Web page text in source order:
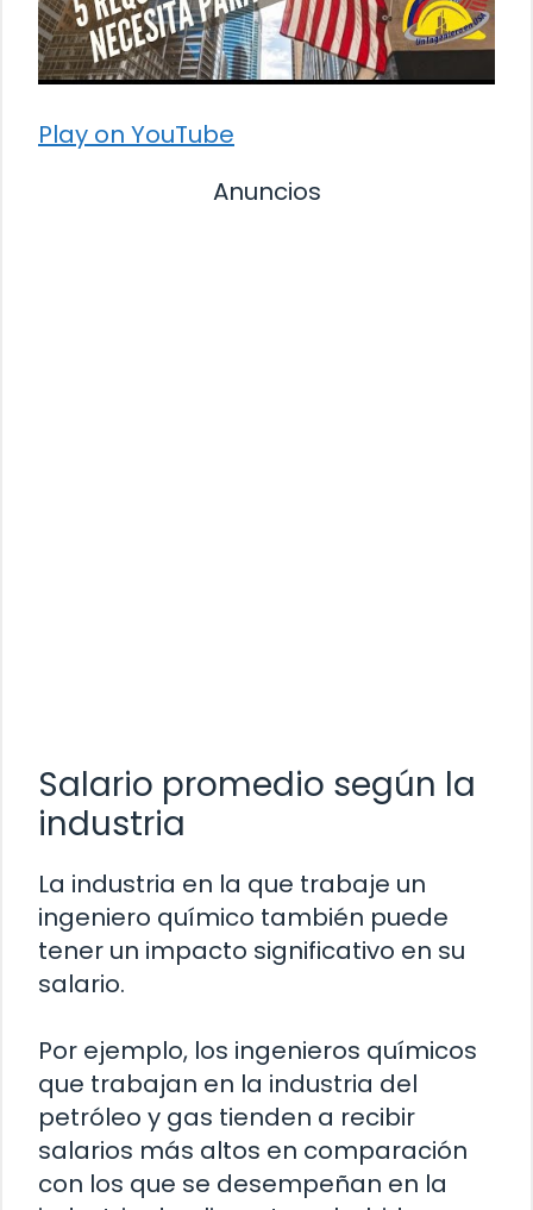
Play on YouTube
Anuncios
Salario promedio según la
industria
La industria en la que trabaje un
ingeniero químico también puede
tener un impacto significativo en su
salario.
Por ejemplo, los ingenieros químicos
que trabajan en la industria del
petróleo y gas tienden a recibir
salarios más altos en comparación
con los que se desempeñan en la